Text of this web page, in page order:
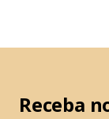
Receba